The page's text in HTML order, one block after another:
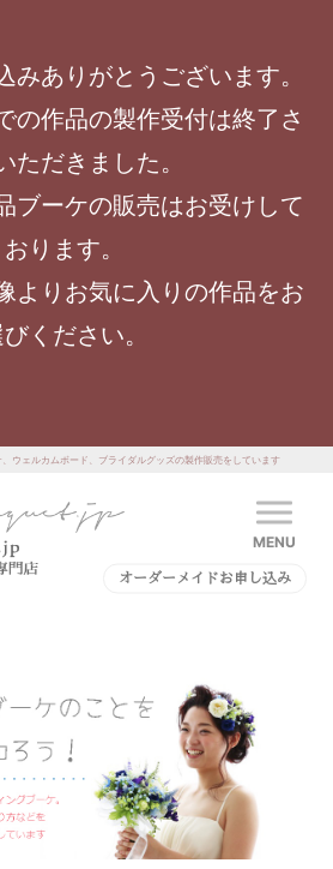
みありがとうございます。
の作品の製作受付は終了さ
ただきました。
ブーケの販売はお受けして
おります。
よりお気に入りの作品をお
ください。
ウェルカムボード、ブライダルグッズの製作販売をしています
MENU
オーダーメイドお申し込み